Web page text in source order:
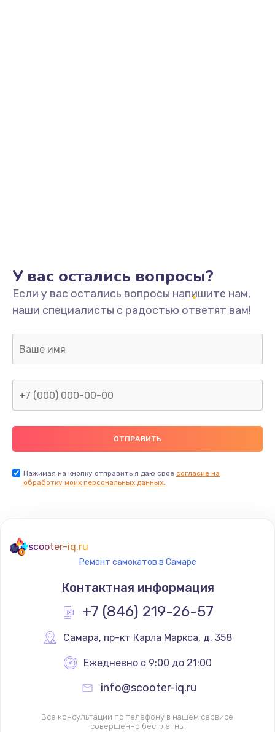
У вас остались вопросы?
Если у вас остались вопросы напишите нам,
наши специалисты с радостью ответят вам!
Нажимая на кнопку отправить я даю свое согласие на
обработку моих персональных данных.
scooter-iq.ru
Ремонт самокатов в Самаре
Контактная информация
+7 (846) 219-26-57
Самара, пр-кт Карла Маркса, д. 358
Ежедневно с 9:00 до 21:00
info@scooter-iq.ru
Все консультации по телефону в нашем сервисе
совершенно бесплатны